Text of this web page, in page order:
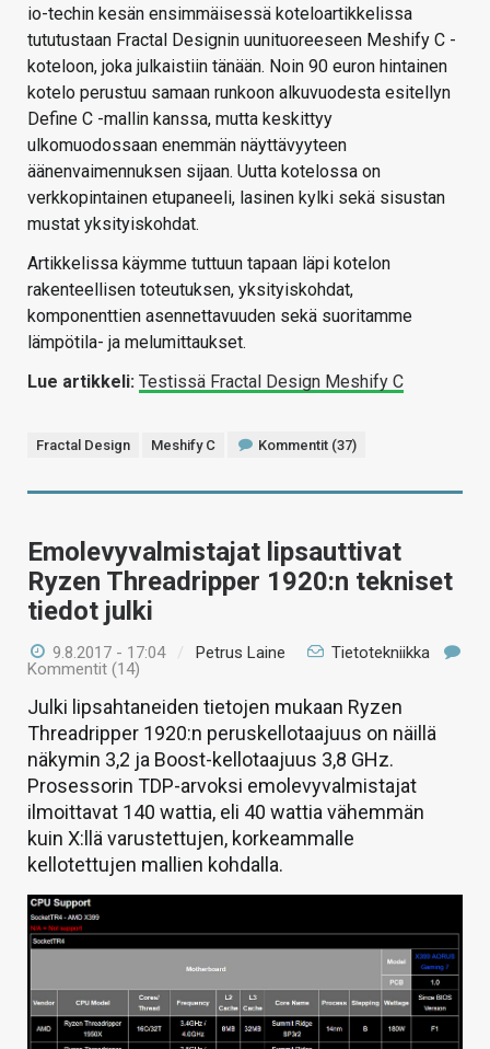
io-techin kesän ensimmäisessä koteloartikkelissa
tututustaan Fractal Designin uunituoreeseen Meshify C -
koteloon, joka julkaistiin tänään. Noin 90 euron hintainen
kotelo perustuu samaan runkoon alkuvuodesta esitellyn
Define C -mallin kanssa, mutta keskittyy
ulkomuodossaan enemmän näyttävyyteen
äänenvaimennuksen sijaan. Uutta kotelossa on
verkkopintainen etupaneeli, lasinen kylki sekä sisustan
mustat yksityiskohdat.
Artikkelissa käymme tuttuun tapaan läpi kotelon
rakenteellisen toteutuksen, yksityiskohdat,
komponenttien asennettavuuden sekä suoritamme
lämpötila- ja melumittaukset.
Lue artikkeli: Testissä Fractal Design Meshify C
Fractal Design Meshify C Kommentit (37)
Emolevyvalmistajat lipsauttivat
Ryzen Threadripper 1920:n tekniset
tiedot julki
9.8.2017 - 17:04 / Petrus Laine
Tietotekniikka
Kommentit (14)
Julki lipsahtaneiden tietojen mukaan Ryzen
Threadripper 1920:n peruskellotaajuus on näillä
näkymin 3,2 ja Boost-kellotaajuus 3,8 GHz.
Prosessorin TDP-arvoksi emolevyvalmistajat
ilmoittavat 140 wattia, eli 40 wattia vähemmän
kuin X:llä varustettujen, korkeammalle
kellotettujen mallien kohdalla.